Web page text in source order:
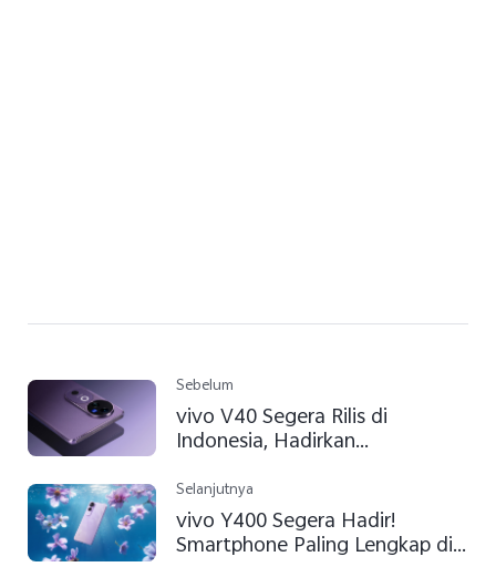
Sebelum
vivo V40 Segera Rilis di
Indonesia, Hadirkan
Profesional dengan Keunggulan
Teknologi ZEISS
Selanjutnya
vivo Y400 Segera Hadir!
Smartphone Paling Lengkap di